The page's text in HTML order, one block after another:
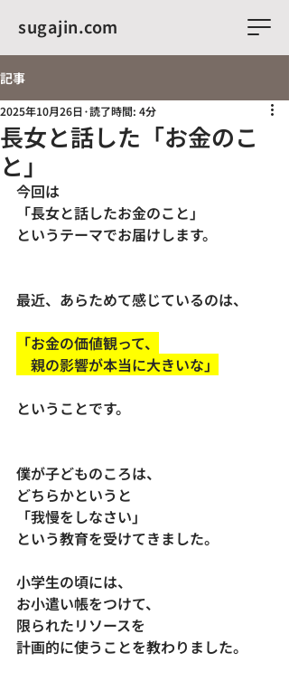
sugajin.com
記事
長女と話した「お金のこ
と」
2025年10月26日 読了時間: 4分
今回は
「長女と話したお金のこと」
というテーマでお届けします。
最近、あらためて感じているのは、
「お金の価値観って、
親の影響が本当に大きいな」
ということです。
僕が子どものころは、
どちらかというと
「我慢をしなさい」
という教育を受けてきました。
小学生の頃には、
お小遣い帳をつけて、
限られたリソースを
計画的に使うことを教わりました。